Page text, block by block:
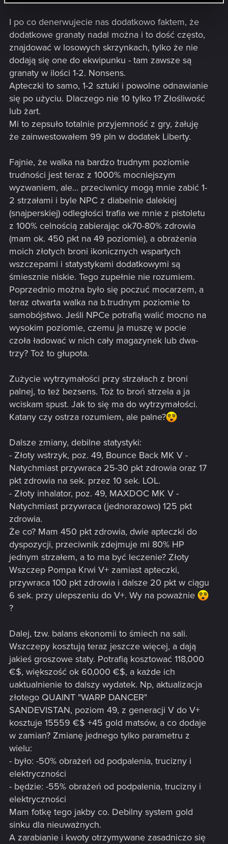
I po co denerwujecie nas dodatkowo faktem, że
dodatkowe granaty nadal można i to dość często,
znajdować w losowych skrzynkach, tylko że nie
dodają się one do ekwipunku - tam zawsze są
granaty w ilości 1-2. Nonsens.
Apteczki to samo, 1-2 sztuki i powolne odnawianie
się po użyciu. Dlaczego nie 10 tylko 1? Złośliwość
lub żart.
Mi to zepsuło totalnie przyjemność z gry, żałuję
że zainwestowałem 99 pln w dodatek Liberty.
Fajnie, że walka na bardzo trudnym poziomie
trudności jest teraz z 1000% mocniejszym
wyzwaniem, ale... przeciwnicy mogą mnie zabić 1-
2 strzałami i byle NPC z diabelnie dalekiej
(snajperskiej) odległości trafia we mnie z pistoletu
z 100% celnością zabierając ok70-80% zdrowia
(mam ok. 450 pkt na 49 poziomie), a obrażenia
moich złotych broni ikonicznych wspartych
wszczepami i statystykami dodatkowymi są
śmiesznie niskie. Tego zupełnie nie rozumiem.
Poprzednio można było się poczuć mocarzem, a
teraz otwarta walka na b.trudnym poziomie to
samobójstwo. Jeśli NPCe potrafią walić mocno na
wysokim poziomie, czemu ja muszę w pocie
czoła ładować w nich cały magazynek lub dwa-
trzy? Toż to głupota.
Zużycie wytrzymałości przy strzałach z broni
palnej, to też bezsens. Toż to broń strzela a ja
wciskam spust. Jak to się ma do wytrzymałości.
Katany czy ostrza rozumiem, ale palne?
Dalsze zmiany, debilne statystyki:
- Złoty wstrzyk, poz. 49, Bounce Back MK V -
Natychmiast przywraca 25-30 pkt zdrowia oraz 17
pkt zdrowia na sek. przez 10 sek. LOL.
- Złoty inhalator, poz. 49, MAXDOC MK V -
Natychmiast przywraca (jednorazowo) 125 pkt
zdrowia.
Że co? Mam 450 pkt zdrowia, dwie apteczki do
dyspozycji, przeciwnik zdejmuje mi 80% HP
jednym strzałem, a to ma być leczenie? Złoty
Wszczep Pompa Krwi V+ zamiast apteczki,
przywraca 100 pkt zdrowia i dalsze 20 pkt w ciągu
6 sek. przy ulepszeniu do V+. Wy na poważnie
?
Dalej, tzw. balans ekonomii to śmiech na sali.
Wszczepy kosztują teraz jeszcze więcej, a dają
jakieś groszowe staty. Potrafią kosztować 118,000
€$, większość ok 60,000 €$, a każde ich
uaktualnienie to dalszy wydatek. Np, aktualizacja
złotego QUAINT "WARP DANCER"
SANDEVISTAN, poziom 49, z generacji V do V+
kosztuje 15559 €$ +45 gold matsów, a co dodaje
w zamian? Zmianę jednego tylko parametru z
wielu:
- było: -50% obrażeń od podpalenia, trucizny i
elektryczności
- będzie: -55% obrażeń od podpalenia, trucizny i
elektryczności
Mam fotkę tego jakby co. Debilny system gold
sinku dla nieuważnych.
A zarabianie i kwoty otrzymywane zasadniczo się